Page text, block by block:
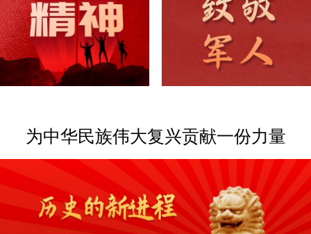
为中华民族伟大复兴贡献一份力量